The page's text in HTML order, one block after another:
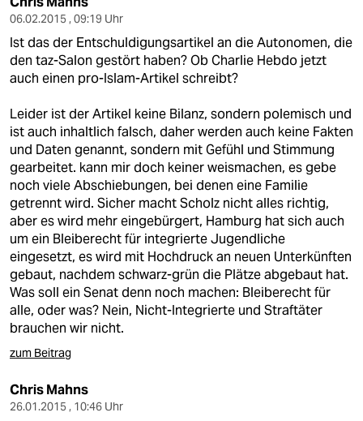
06.02.2015 , 09:19 Uhr
Ist das der Entschuldigungsartikel an die Autonomen, die
den taz-Salon gestört haben? Ob Charlie Hebdo jetzt
auch einen pro-Islam-Artikel schreibt?
Leider ist der Artikel keine Bilanz, sondern polemisch und
ist auch inhaltlich falsch, daher werden auch keine Fakten
und Daten genannt, sondern mit Gefühl und Stimmung
gearbeitet. kann mir doch keiner weismachen, es gebe
noch viele Abschiebungen, bei denen eine Familie
getrennt wird. Sicher macht Scholz nicht alles richtig,
aber es wird mehr eingebürgert, Hamburg hat sich auch
um ein Bleiberecht für integrierte Jugendliche
eingesetzt, es wird mit Hochdruck an neuen Unterkünften
gebaut, nachdem schwarz-grün die Plätze abgebaut hat.
Was soll ein Senat denn noch machen: Bleiberecht für
alle, oder was? Nein, Nicht-Integrierte und Straftäter
brauchen wir nicht.
zum Beitrag
Chris Mahns
26.01.2015 , 10:46 Uhr